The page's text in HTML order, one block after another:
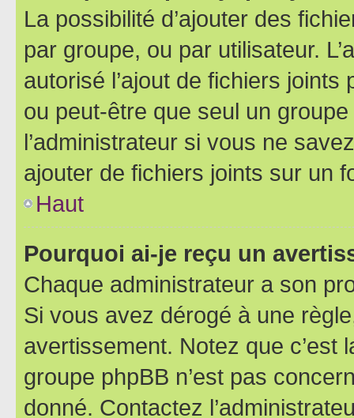
La possibilité d’ajouter des
par groupe, ou par utilisateur.
autorisé l’ajout de fichiers
ou peut-être que seul un
l’administrateur si vous ne
ajouter de fichiers joints sur un
Haut
Pourquoi ai-je reçu un
Chaque administrateur a son
Si vous avez dérogé à une
avertissement. Notez que c’est
groupe phpBB n’est pas
donné. Contactez